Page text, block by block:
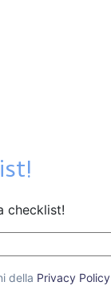
checklist!
della Privacy Policy